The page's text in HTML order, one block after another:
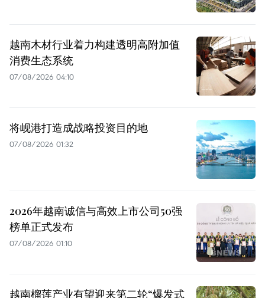
越南木材行业着力构建透明高附加值
消费生态系统
07/08/2026 04:10
将岘港打造成战略投资目的地
07/08/2026 01:32
2026年越南诚信与高效上市公司50强
榜单正式发布
07/08/2026 01:10
越南榴莲产业有望迎来第二轮“爆发式